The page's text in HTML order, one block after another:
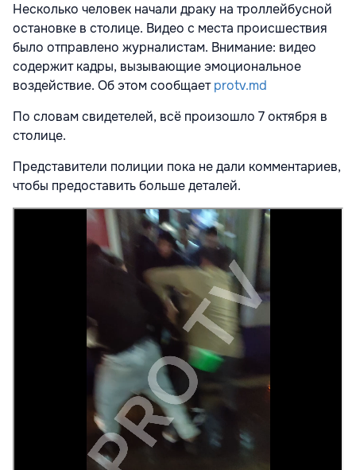
Несколько человек начали драку на троллейбусной
остановке в столице. Видео с места происшествия
было отправлено журналистам. Внимание: видео
содержит кадры, вызывающие эмоциональное
воздействие. Об этом сообщаетprotv.md
По словам свидетелей, всё произошло 7 октября в
столице.
Представители полиции пока не дали комментариев,
чтобы предоставить больше деталей.